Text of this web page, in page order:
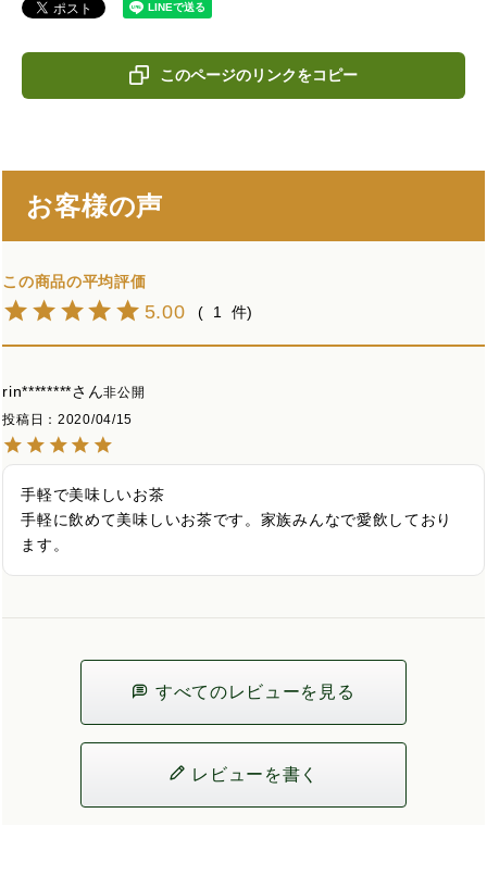
このページのリンクをコピー
お客様の声
5.00 1
rin********
非公開
投稿日
2020/04/15
手軽で美味しいお茶
手軽に飲めて美味しいお茶です。家族みんなで愛飲しており
ます。
すべてのレビューを見る
レビューを書く